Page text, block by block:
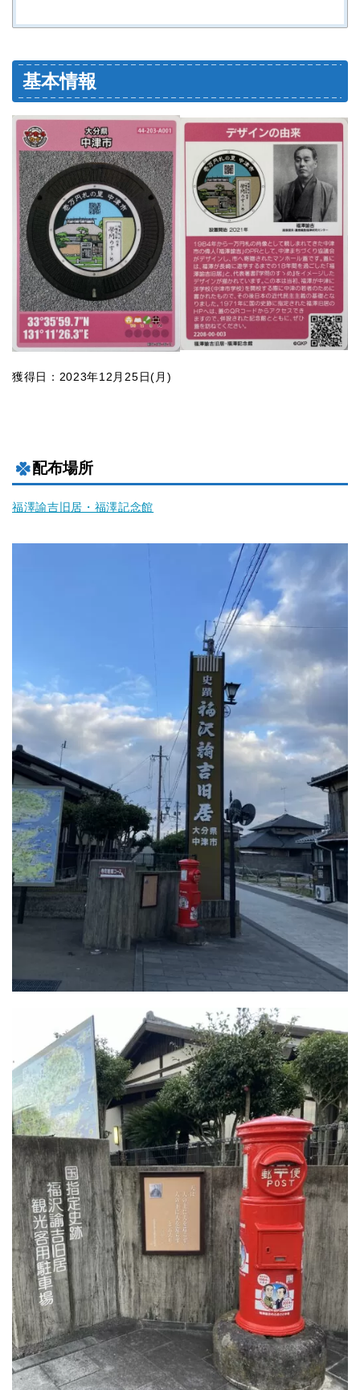
基本情報
獲得日：2023年12月25日(月)
配布場所
福澤諭吉旧居・福澤記念館